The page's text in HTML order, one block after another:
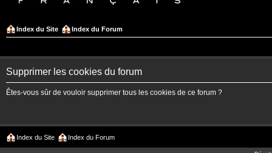
Index du Site Index du Forum
Supprimer les cookies du forum
Êtes-vous sûr de vouloir supprimer tous les cookies de ce forum ?
Index du Site Index du Forum